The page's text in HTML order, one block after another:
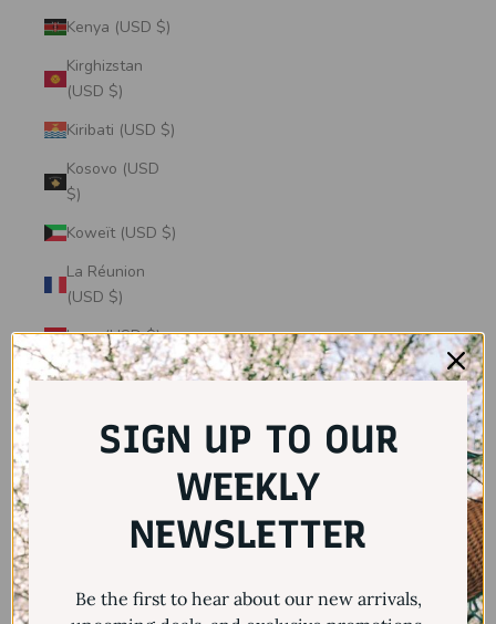
Kenya (USD $)
Kirghizstan
(USD $)
Kiribati (USD $)
Kosovo (USD
$)
Koweït (USD $)
La Réunion
(USD $)
Laos (USD $)
Lesotho (USD
Lettonie (USD
Liberia (USD $)
Liechtenstein
SIGN UP TO OUR
WEEKLY
NEWSLETTER
Be the first to hear about our new arrivals,